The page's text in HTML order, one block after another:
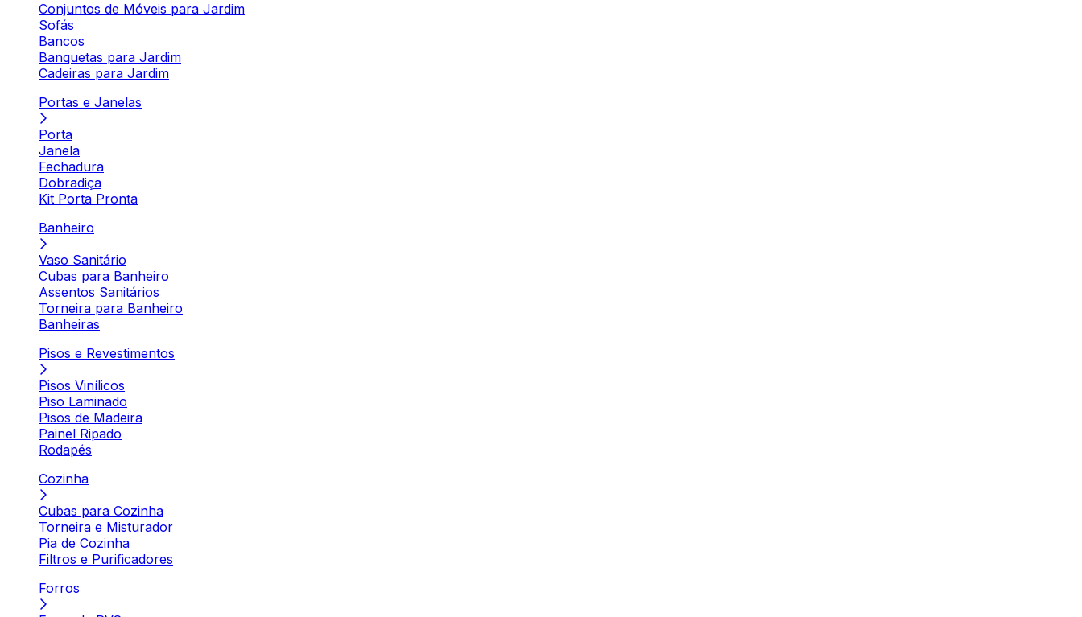
Conjuntos de Móveis para Jardim
Sofás
Bancos
Banquetas para Jardim
Cadeiras para Jardim
Portas e Janelas
Porta
Janela
Fechadura
Dobradiça
Kit Porta Pronta
Banheiro
Vaso Sanitário
Cubas para Banheiro
Assentos Sanitários
Torneira para Banheiro
Banheiras
Pisos e Revestimentos
Pisos Vinílicos
Piso Laminado
Pisos de Madeira
Painel Ripado
Rodapés
Cozinha
Cubas para Cozinha
Torneira e Misturador
Pia de Cozinha
Filtros e Purificadores
Forros